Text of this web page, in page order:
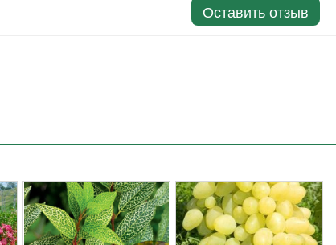
Оставить отзыв